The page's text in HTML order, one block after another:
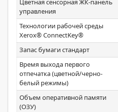
Цветная сенсорная ЖК-панель
управления
Технологии рабочей среды
Xerox® ConnectKey®
Запас бумаги стандарт
Время выхода первого
отпечатка (цветной/черно-
белый режимы)
Объем оперативной памяти
(ОЗУ)